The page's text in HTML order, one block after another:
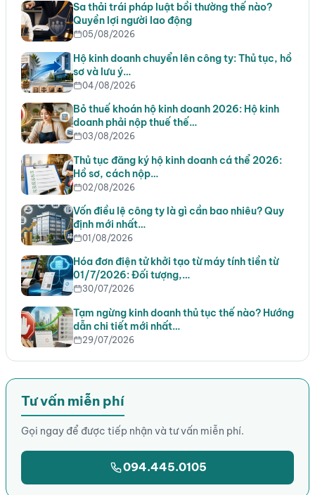
Sa thải trái pháp luật bồi thường thế nào?
Quyền lợi người lao động
05/08/2026
Hộ kinh doanh chuyển lên công ty: Thủ tục, hồ
sơ và lưu ý…
04/08/2026
Bỏ thuế khoán hộ kinh doanh 2026: Hộ kinh
doanh phải nộp thuế thế…
03/08/2026
Thủ tục đăng ký hộ kinh doanh cá thể 2026:
Hồ sơ, cách nộp…
02/08/2026
Vốn điều lệ công ty là gì cần bao nhiêu? Quy
định mới nhất…
01/08/2026
Hóa đơn điện tử khởi tạo từ máy tính tiền từ
01/7/2026: Đối tượng,…
30/07/2026
Tạm ngừng kinh doanh thủ tục thế nào? Hướng
dẫn chi tiết mới nhất…
29/07/2026
Tư vấn miễn phí
Gọi ngay để được tiếp nhận và tư vấn miễn phí.
094.445.0105